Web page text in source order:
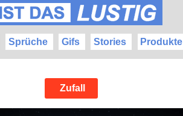
Sprüche Gifs Stories Produkte
Zufall